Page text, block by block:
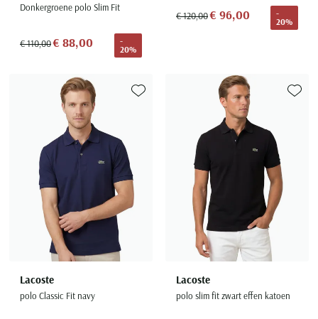
Donkergroene polo Slim Fit
€ 110,00€ 88,00
-
20%
€ 120,00€ 96,00
-
20%
Lacoste
polo Classic Fit navy
Toevoegen aan favorieten
Lacoste
polo slim fit zwart effen katoen